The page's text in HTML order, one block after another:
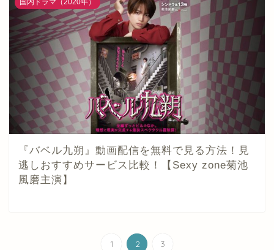
国内ドラマ（2020年）
『バベル九朔』動画配信を無料で見る方法！見
逃しおすすめサービス比較！【Sexy zone菊池
風磨主演】
1 2 3